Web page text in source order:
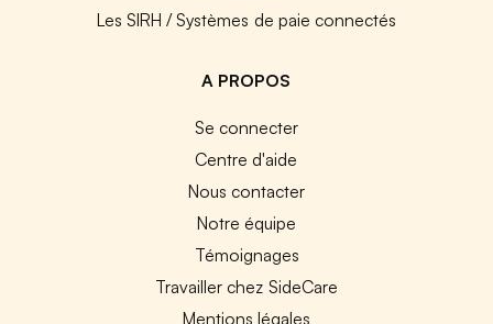
Les SIRH / Systèmes de paie connectés
A PROPOS
Se connecter
Centre d'aide
Nous contacter
Notre équipe
Témoignages
Travailler chez SideCare
Mentions légales